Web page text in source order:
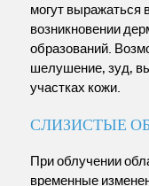
могут выражаться
возникновении
образований.
шелушение, зуд,
участках кожи.
СЛИЗИСТЫЕ
При облучении
временные